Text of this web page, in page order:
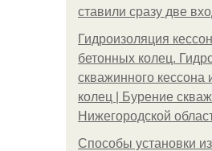
ставили сразу две
Гидроизоляция
бетонных колец.
скважинного кессона
колец | Бурение
Нижегородской
Способы установки